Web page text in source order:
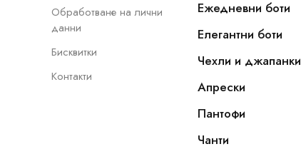
Обработване на лични
данни
Бисквитки
Контакти
Ежедневни боти
Елегантни боти
Чехли и джапанки
Апрески
Пантофи
Чанти